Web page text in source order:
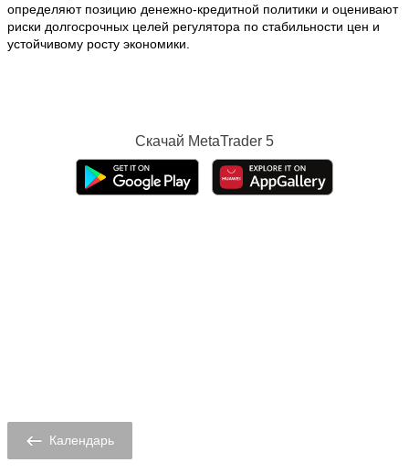
определяют позицию денежно-кредитной политики и оценивают
риски долгосрочных целей регулятора по стабильности цен и
устойчивому росту экономики.
Календарь
Скачай MetaTrader 5